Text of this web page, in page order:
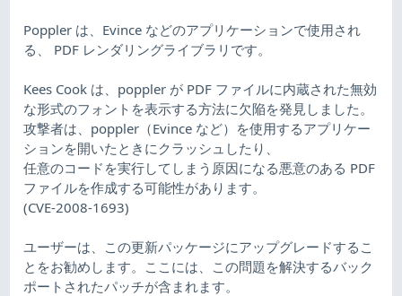
Poppler は、Evince などのアプリケーションで使用され
る、 PDF レンダリングライブラリです。
Kees Cook は、poppler が PDF ファイルに内蔵された無効
な形式のフォントを表示する方法に欠陥を発見しました。
攻撃者は、poppler（Evince など）を使用するアプリケー
ションを開いたときにクラッシュしたり、
任意のコードを実行してしまう原因になる悪意のある PDF
ファイルを作成する可能性があります。
(CVE-2008-1693)
ユーザーは、この更新パッケージにアップグレードするこ
とをお勧めします。ここには、この問題を解決するバック
ポートされたパッチが含まれます。